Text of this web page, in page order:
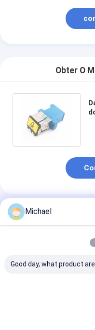
Obter O
Produtos
Michael
Good day, what product